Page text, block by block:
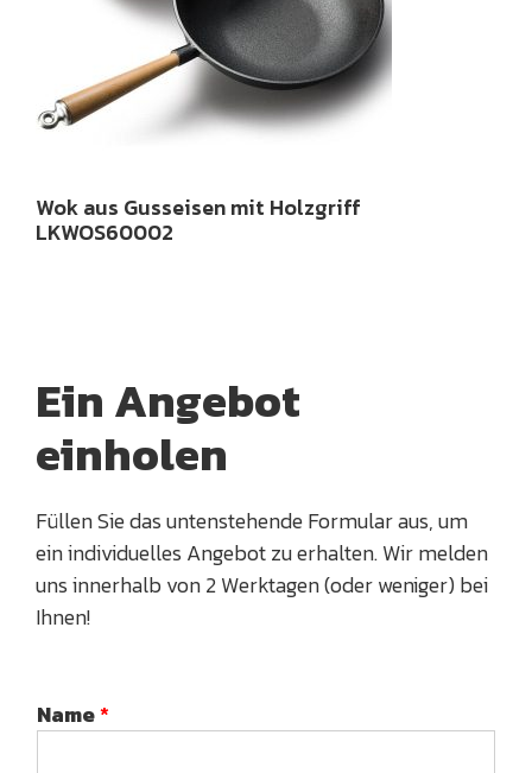
Wok aus Gusseisen mit Holzgriff
LKWOS60002
Ein Angebot
einholen
Füllen Sie das untenstehende Formular aus, um
ein individuelles Angebot zu erhalten. Wir melden
uns innerhalb von 2 Werktagen (oder weniger) bei
Ihnen!
Name*